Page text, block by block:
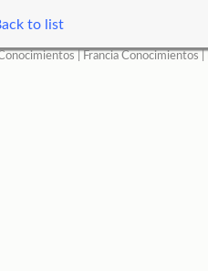
to list
Francia Conocimientos